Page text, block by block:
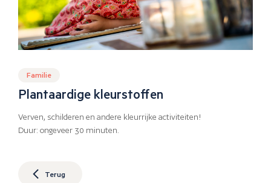
Familie
Plantaardige kleurstoffen
Verven, schilderen en andere kleurrijke activiteiten!
Duur: ongeveer 30 minuten.
Terug